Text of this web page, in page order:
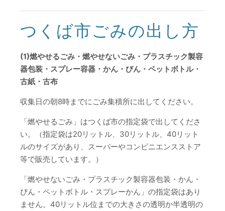
つくば市ごみの出し方
(1)燃やせるごみ・燃やせないごみ・プラスチック製容
器包装・スプレー容器・かん・びん・ペットボトル・
古紙・古布
収集日の朝8時までにごみ集積所に出してください。
「燃やせるごみ」はつくば市の指定袋で出してくださ
い。（指定袋は20リットル、30リットル、40リット
ルのサイズがあり、スーパーやコンビニエンスストア
等で販売しています。）
「燃やせないごみ・プラスチック製容器包装・かん・
びん・ペットボトル・スプレーかん」の指定袋はあり
ません。40リットル位までの大きさの透明か半透明の